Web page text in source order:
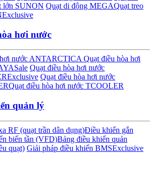
lớn SUNON Quạt di động MEGAQuạt treo
Exclusive
hơi nước
nước ANTARCTICA Quạt điều hòa hơi
Sale Quạt điều hòa hơi nước
Exclusive Quạt điều hòa hơi nước
Quạt điều hòa hơi nước TCOOLER
quản lý
RF (quạt trần dân dụng)Điều khiển gắn
biến tần (VFD)Bảng điều khiển quản
quạt) Giải pháp điều khiển BMSExclusive